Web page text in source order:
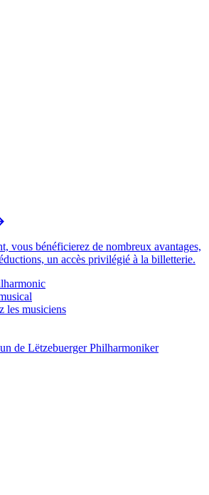
vous bénéficierez de nombreux avantages,
un accès privilégié à la billetterie.
les musiciens
de Lëtzebuerger Philharmoniker